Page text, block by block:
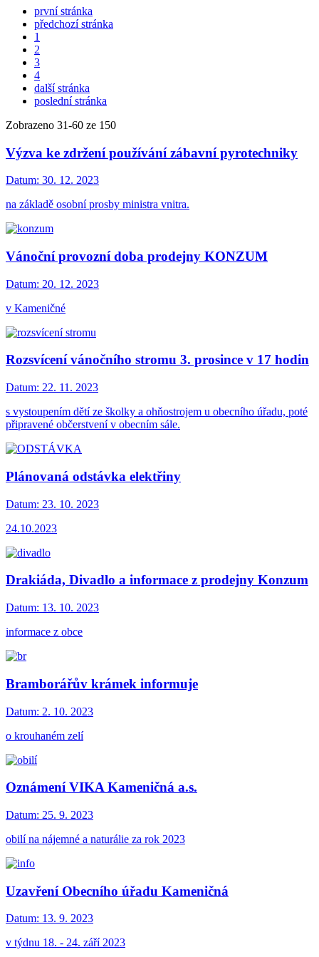
první stránka
předchozí stránka
1
2
3
4
další stránka
poslední stránka
Zobrazeno 31-60 ze 150
Výzva ke zdržení používání zábavní pyrotechniky
Datum: 30. 12. 2023
na základě osobní prosby ministra vnitra.
Vánoční provozní doba prodejny KONZUM
Datum: 20. 12. 2023
v Kameničné
Rozsvícení vánočního stromu 3. prosince v 17 hodin
Datum: 22. 11. 2023
s vystoupením dětí ze školky a ohňostrojem u obecního úřadu, poté
připravené občerstvení v obecním sále.
Plánovaná odstávka elektřiny
Datum: 23. 10. 2023
24.10.2023
Drakiáda, Divadlo a informace z prodejny Konzum
Datum: 13. 10. 2023
informace z obce
Bramborářův krámek informuje
Datum: 2. 10. 2023
o krouhaném zelí
Oznámení VIKA Kameničná a.s.
Datum: 25. 9. 2023
obilí na nájemné a naturálie za rok 2023
Uzavření Obecního úřadu Kameničná
Datum: 13. 9. 2023
v týdnu 18. - 24. září 2023